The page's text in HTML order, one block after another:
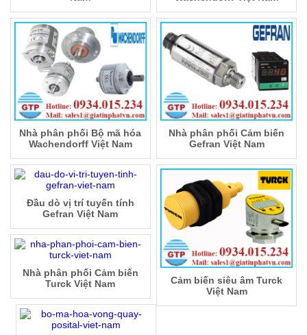
Nhà phân phối Bộ mã hóa
Wachendorff Việt Nam
Nhà phân phối Cảm biến
Gefran Việt Nam
Đầu dò vị trí tuyến tính
Gefran Việt Nam
Cảm biến siêu âm Turck
Việt Nam
Nhà phân phối Cảm biến
Turck Việt Nam